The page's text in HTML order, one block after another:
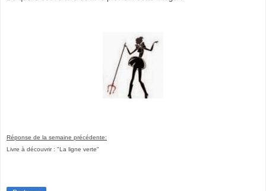
Réponse de la semaine précédente:
Livre à découvrir : "La ligne verte"